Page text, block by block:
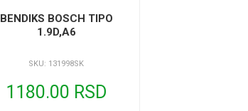
BENDIKS BOSCH TIPO
1.9D,A6
SKU: 131998SK
1180.00 RSD